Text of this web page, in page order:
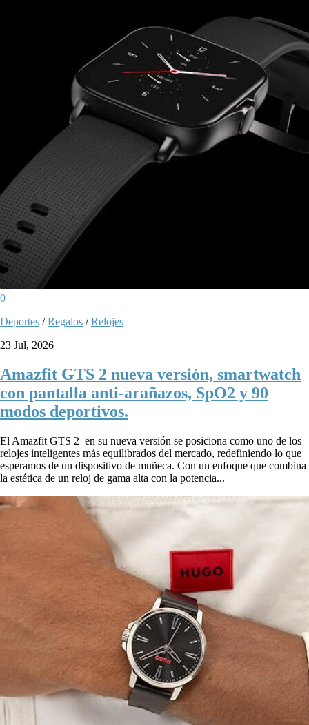
0
Deportes /Regalos /Relojes
23 Jul, 2026
Amazfit GTS 2 nueva versión, smartwatch
con pantalla anti-arañazos, SpO2 y 90
modos deportivos.
El Amazfit GTS 2 en su nueva versión se posiciona como uno de los
relojes inteligentes más equilibrados del mercado, redefiniendo lo que
esperamos de un dispositivo de muñeca. Con un enfoque que combina
la estética de un reloj de gama alta con la potencia...